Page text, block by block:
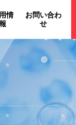
情
お問い合わ
せ